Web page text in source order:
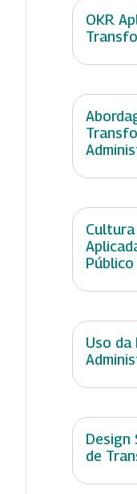
OKR
Público
Uso da
Design
de